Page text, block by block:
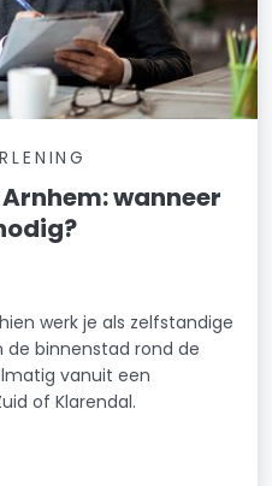
wanneer
werk je als zelfstandige
de binnenstad rond de
vanuit een
of Klarendal.